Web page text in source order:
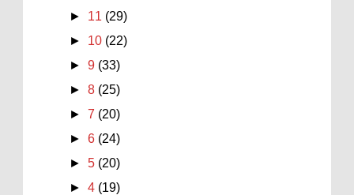
► 11 (29)
► 10 (22)
►9 (33)
►8 (25)
►7 (20)
►6 (24)
►5 (20)
►4 (19)